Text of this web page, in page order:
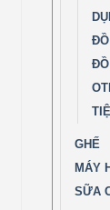
ĐỒ
ĐỒ
GHẾ
MÁY
SỮA